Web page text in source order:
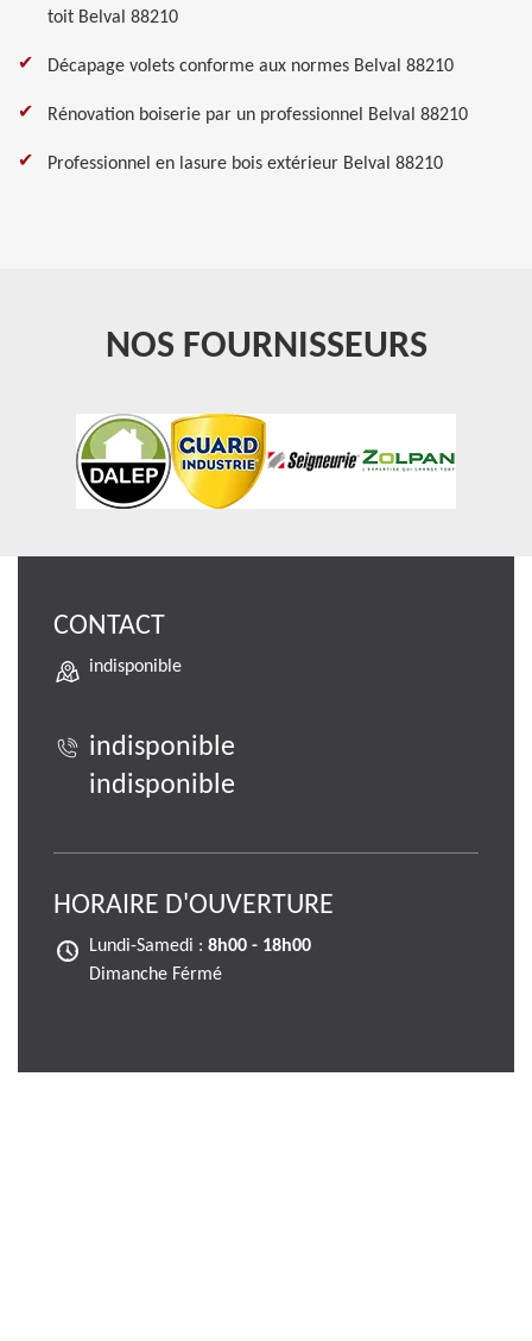
toit Belval 88210
Décapage volets conforme aux normes Belval 88210
Rénovation boiserie par un professionnel Belval 88210
Professionnel en lasure bois extérieur Belval 88210
NOS FOURNISSEURS
CONTACT
indisponible
indisponible
indisponible
HORAIRE D'OUVERTURE
Lundi-Samedi : 8h00 - 18h00
Dimanche Férmé